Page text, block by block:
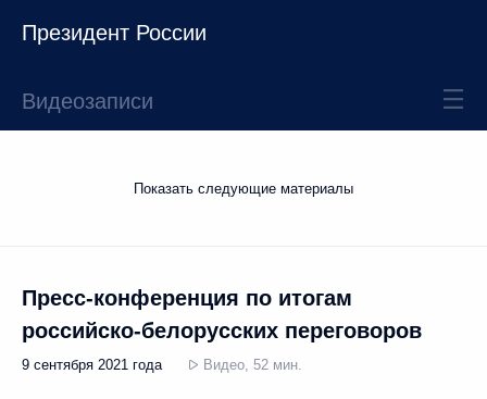
Президент России
Видеозаписи
Показать следующие материалы
Пресс-конференция по итогам
российско-белорусских переговоров
9 сентября 2021 года Видео, 52 мин.